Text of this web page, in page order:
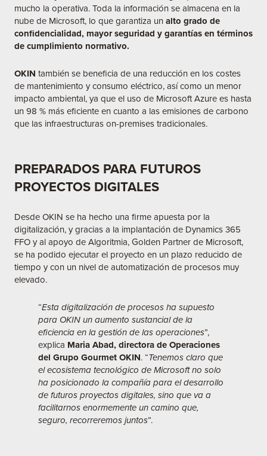
mucho la operativa. Toda la información se almacena en la
nube de Microsoft, lo que garantiza un alto grado de
confidencialidad, mayor seguridad y garantías en términos
de cumplimiento normativo.
OKIN también se beneficia de una reducción en los costes
de mantenimiento y consumo eléctrico, así como un menor
impacto ambiental, ya que el uso de Microsoft Azure es hasta
un 98 % más eficiente en cuanto a las emisiones de carbono
que las infraestructuras on-premises tradicionales.
PREPARADOS PARA FUTUROS
PROYECTOS DIGITALES
Desde OKIN se ha hecho una firme apuesta por la
digitalización, y gracias a la implantación de Dynamics 365
FFO y al apoyo de Algoritmia, Golden Partner de Microsoft,
se ha podido ejecutar el proyecto en un plazo reducido de
tiempo y con un nivel de automatización de procesos muy
elevado.
“Esta digitalización de procesos ha supuesto
para OKIN un aumento sustancial de la
eficiencia en la gestión de las operaciones”,
explica Maria Abad, directora de Operaciones
del Grupo Gourmet OKIN. “Tenemos claro que
el ecosistema tecnológico de Microsoft no solo
ha posicionado la compañía para el desarrollo
de futuros proyectos digitales, sino que va a
facilitarnos enormemente un camino que,
seguro, recorreremos juntos”.